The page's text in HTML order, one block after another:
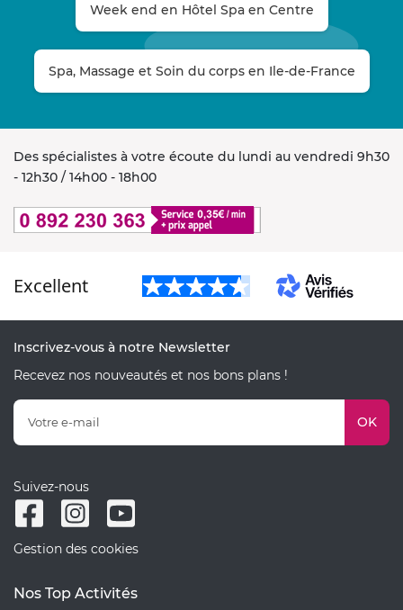
Week end en Hôtel Spa en Centre
Spa, Massage et Soin du corps en Ile-de-France
Des spécialistes à votre écoute du lundi au vendredi 9h30
- 12h30 / 14h00 - 18h00
Excellent
Inscrivez-vous à notre Newsletter
Recevez nos nouveautés et nos bons plans !
OK
Suivez-nous
Gestion des cookies
Nos Top Activités